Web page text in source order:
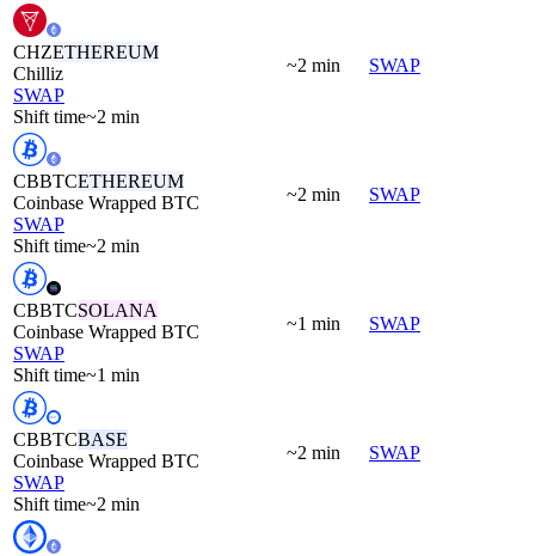
CHZETHEREUM
Chilliz
SWAP
Shift time~2 min
~2 min SWAP
CBBTCETHEREUM
Coinbase Wrapped BTC
SWAP
Shift time~2 min
~2 min SWAP
CBBTCSOLANA
Coinbase Wrapped BTC
SWAP
Shift time~1 min
~1 min SWAP
CBBTCBASE
Coinbase Wrapped BTC
SWAP
Shift time~2 min
~2 min SWAP